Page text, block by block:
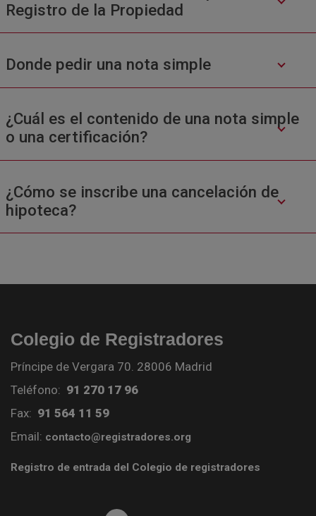
Registro de la Propiedad
Donde pedir una nota simple
¿Cuál es el contenido de una nota simple
o una certificación?
¿Cómo se inscribe una cancelación de
hipoteca?
Colegio de Registradores
Príncipe de Vergara 70. 28006 Madrid
Teléfono: 91 270 17 96
Fax: 91 564 11 59
Email: contacto@registradores.org
Registro de entrada del Colegio de registradores